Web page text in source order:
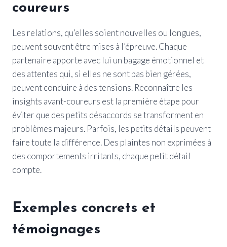
coureurs
Les relations, qu’elles soient nouvelles ou longues,
peuvent souvent être mises à l’épreuve. Chaque
partenaire apporte avec lui un bagage émotionnel et
des attentes qui, si elles ne sont pas bien gérées,
peuvent conduire à des tensions. Reconnaître les
insights avant-coureurs est la première étape pour
éviter que des petits désaccords se transforment en
problèmes majeurs. Parfois, les petits détails peuvent
faire toute la différence. Des plaintes non exprimées à
des comportements irritants, chaque petit détail
compte.
Exemples concrets et
témoignages